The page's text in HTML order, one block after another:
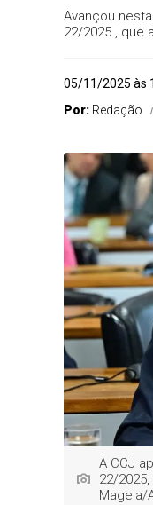
Avançou
22/2025 , que
05/11/2025 às
Por: Redação
A CCJ
22/
Magela/